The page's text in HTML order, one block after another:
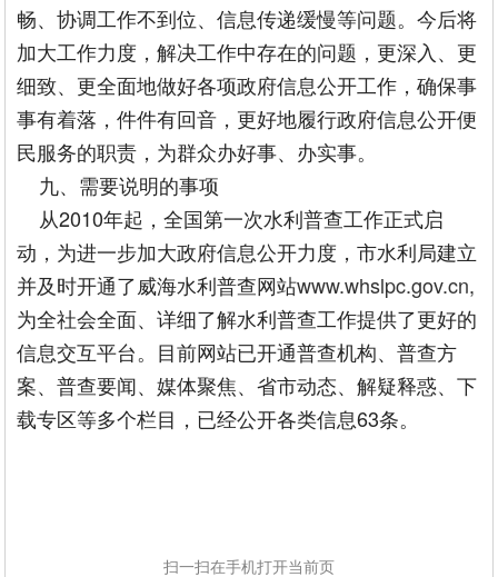
畅、协调工作不到位、信息传递缓慢等问题。今后将
加大工作力度，解决工作中存在的问题，更深入、更
细致、更全面地做好各项政府信息公开工作，确保事
事有着落，件件有回音，更好地履行政府信息公开便
民服务的职责，为群众办好事、办实事。
九、需要说明的事项
从2010年起，全国第一次水利普查工作正式启
动，为进一步加大政府信息公开力度，市水利局建立
并及时开通了威海水利普查网站www.whslpc.gov.cn,
为全社会全面、详细了解水利普查工作提供了更好的
信息交互平台。目前网站已开通普查机构、普查方
案、普查要闻、媒体聚焦、省市动态、解疑释惑、下
载专区等多个栏目，已经公开各类信息63条。
扫一扫在手机打开当前页